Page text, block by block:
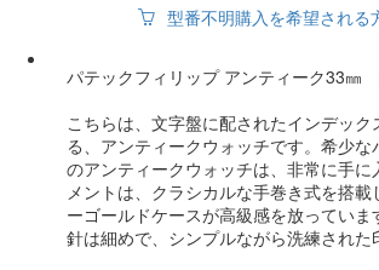
型番不明購入を希望される
パテックフィリップ アンティーク33㎜
こちらは、文字盤に配されたインデッ
る、アンティークウォッチです。希少
のアンティークウォッチは、非常に手
メントは、クラシカルな手巻き式を搭載
ーゴールドケースが高級感を放ってい
針は細めで、シンプルながら洗練された